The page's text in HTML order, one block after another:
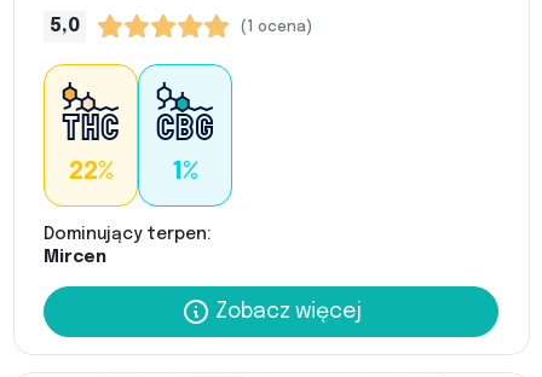
5,0 (1 ocena)
22% 1%
Dominujący terpen:
Mircen
Zobacz więcej